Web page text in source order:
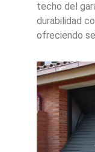
techo del
durabilidad
ofreciendo